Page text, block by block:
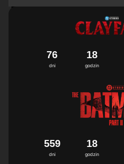
dni
76
godzin
18
dni
559
godzin
18